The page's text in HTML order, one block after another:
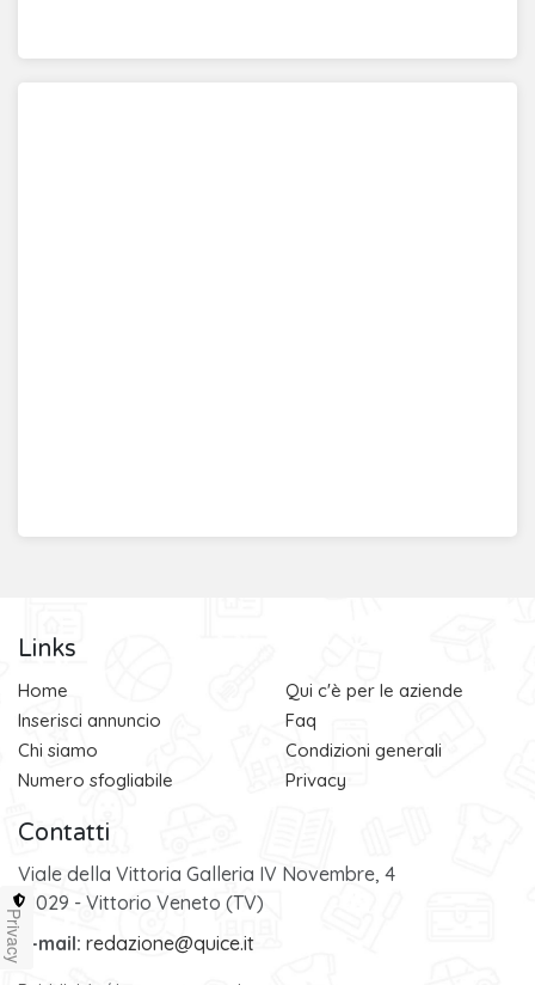
Links
Home
Inserisci annuncio
Chi siamo
Numero sfogliabile
Qui c'è per le aziende
Faq
Condizioni generali
Privacy
Contatti
Viale della Vittoria Galleria IV Novembre, 4
31029 - Vittorio Veneto (TV)
e-mail: redazione@quice.it
Privacy